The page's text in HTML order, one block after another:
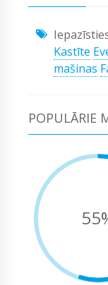
Kastīte
mašinas
POPULĀRIE